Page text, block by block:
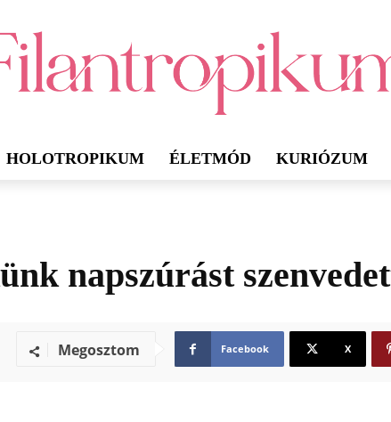
HOLOTROPIKUM ÉLETMÓD KURIÓZUM
napszúrást
Megosztom Facebook X